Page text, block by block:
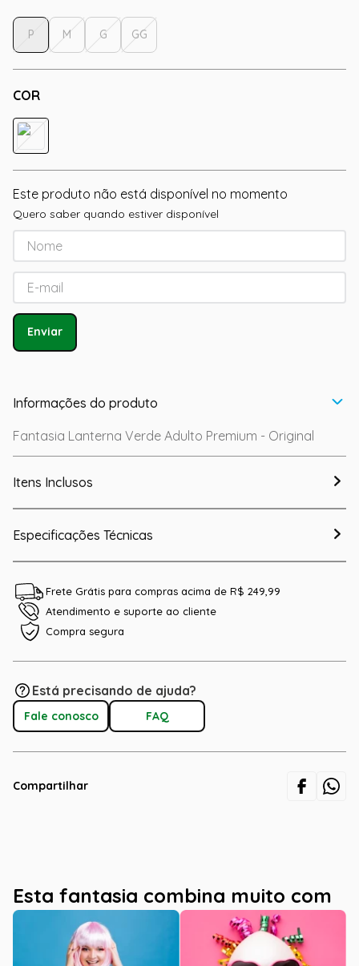
COR
P M G GG
Este produto não está disponível no momento
Quero saber quando estiver disponível
Enviar
Informações do produto
Fantasia Lanterna Verde Adulto Premium - Original
Itens Inclusos
Especificações Técnicas
Frete Grátis para compras acima de R$ 249,99
Atendimento e suporte ao cliente
Compra segura
Está precisando de ajuda?
Fale conosco FAQ
Compartilhar
Esta fantasia combina muito com